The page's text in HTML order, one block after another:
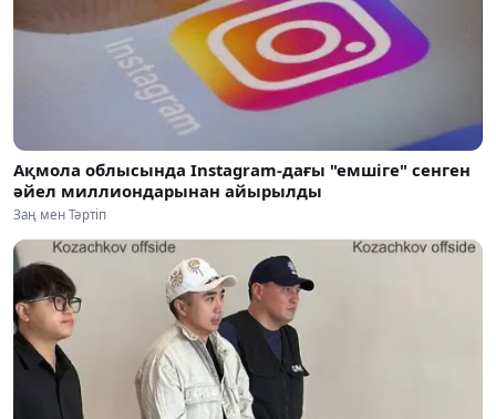
Ақмола облысында Instagram-дағы "емшіге" сенген
әйел миллиондарынан айырылды
Заң мен Тәртіп